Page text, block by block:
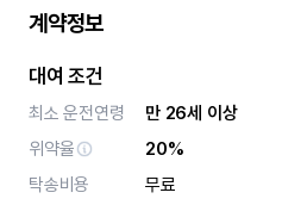
계약정보
대여 조건
최소 운전연령
만 26세 이상
위약율
20%
탁송비용
무료